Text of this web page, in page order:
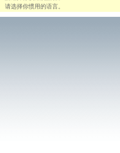
请选择你惯用的语言。